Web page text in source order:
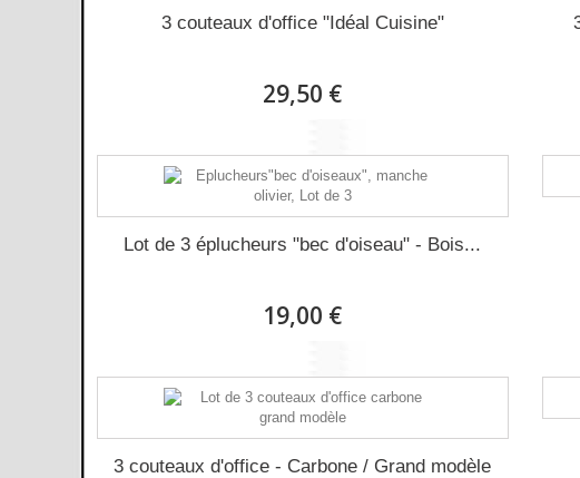
3 couteaux d'office "Idéal Cuisine"
29,50 €
Lot de 3 éplucheurs "bec d'oiseau" - Bois...
19,00 €
3 couteaux d'office - Carbone / Grand modèle